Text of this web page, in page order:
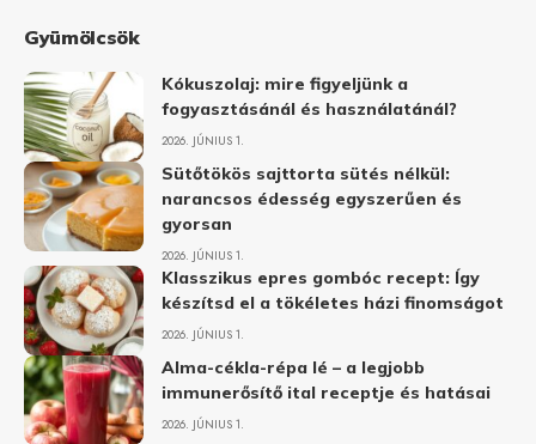
Gyümölcsök
Kókuszolaj: mire figyeljünk a
fogyasztásánál és használatánál?
2026. JÚNIUS 1.
Sütőtökös sajttorta sütés nélkül:
narancsos édesség egyszerűen és
gyorsan
2026. JÚNIUS 1.
Klasszikus epres gombóc recept: Így
készítsd el a tökéletes házi finomságot
2026. JÚNIUS 1.
Alma-cékla-répa lé – a legjobb
immunerősítő ital receptje és hatásai
2026. JÚNIUS 1.